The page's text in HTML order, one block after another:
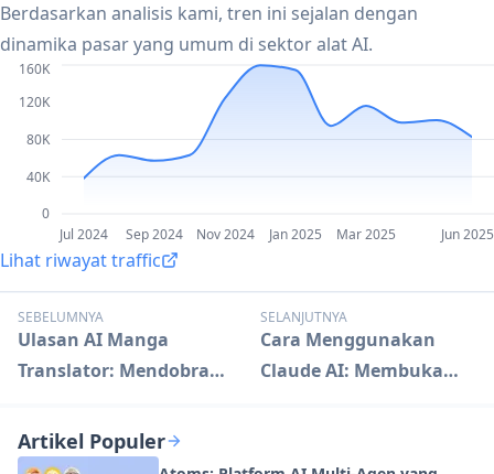
Berdasarkan analisis kami, tren ini sejalan dengan
dinamika pasar yang umum di sektor alat AI.
Jul 2024 Sep 2024 Nov 2024 Jan 2025 Mar 2025 Jun 2025
0
40K
80K
120K
160K
Lihat riwayat traffic
SEBELUMNYA
Ulasan AI Manga
Translator: Mendobrak
SELANJUTNYA
Cara Menggunakan
Claude AI: Membuka
Artikel Populer